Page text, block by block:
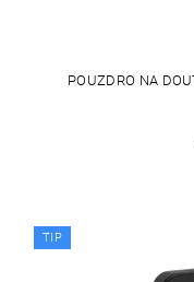
POUZDRO NA
TIP